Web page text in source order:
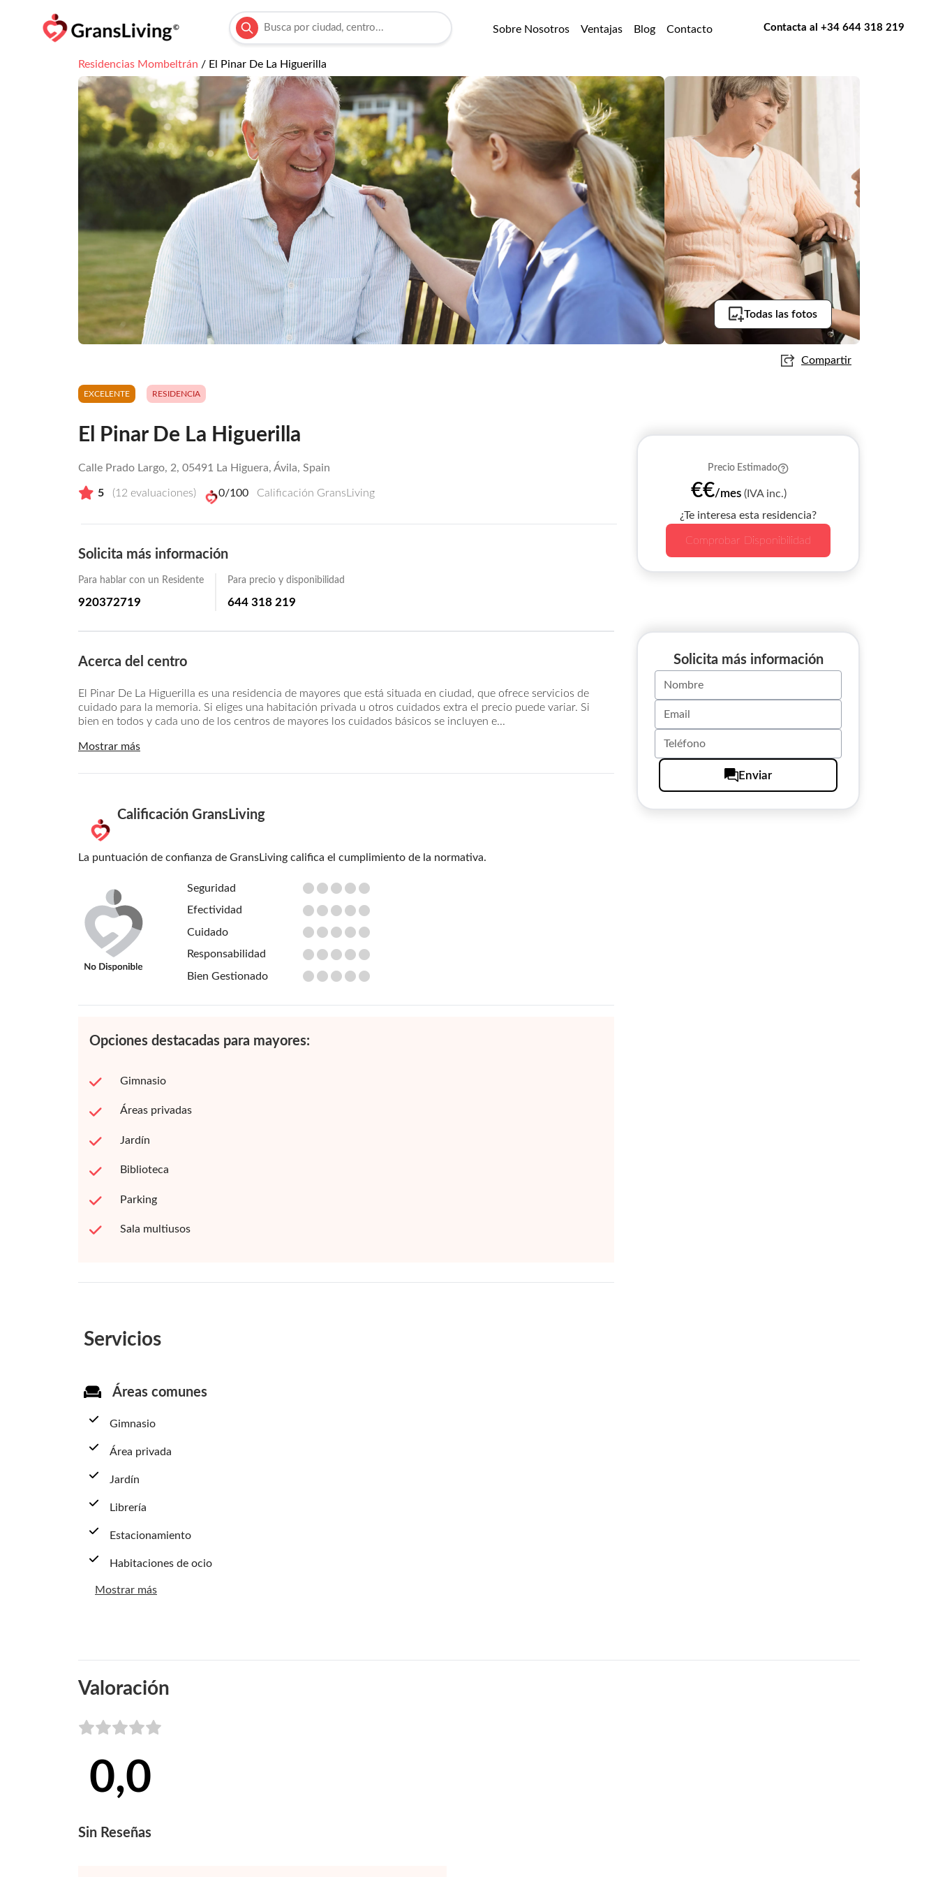
Sobre Nosotros Ventajas Blog Contacto Contacta al +34 644 318 219
Residencias Mombeltrán / El Pinar De La Higuerilla
Compartir
Todas las fotos
EXCELENTE RESIDENCIA
El Pinar De La Higuerilla
Calle Prado Largo, 2, 05491 La Higuera, Ávila, Spain
5 (12 evaluaciones) 0/100 Calificación GransLiving
Precio Estimado
€€/mes (IVA inc.)
¿Te interesa esta residencia?
Comprobar Disponibilidad
Solicita más información
Para hablar con un Residente
920372719
Para precio y disponibilidad
644 318 219
Solicita más información
Enviar
Acerca del centro
El Pinar De La Higuerilla es una residencia de mayores que está situada en ciudad, que ofrece servicios de
cuidado para la memoria. Si eliges una habitación privada u otros cuidados extra el precio puede variar. Si
bien en todos y cada uno de los centros de mayores los cuidados básicos se incluyen e...
Mostrar más
Calificación GransLiving
La puntuación de confianza de GransLiving califica el cumplimiento de la normativa.
Seguridad
Efectividad
Cuidado
Responsabilidad
Bien Gestionado
Opciones destacadas para mayores:
Gimnasio
Áreas privadas
Jardín
Biblioteca
Parking
Sala multiusos
Servicios
Áreas comunes
Gimnasio
Área privada
Jardín
Librería
Estacionamiento
Habitaciones de ocio
Mostrar más
Valoración
0,0
Sin Reseñas